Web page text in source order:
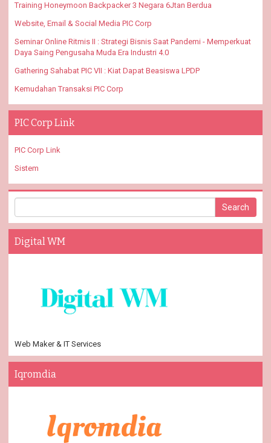
Training Honeymoon Backpacker 3 Negara 6Jtan Berdua
Website, Email & Social Media PIC Corp
Seminar Online Ritmis II : Strategi Bisnis Saat Pandemi - Memperkuat
Daya Saing Pengusaha Muda Era Industri 4.0
Gathering Sahabat PIC VII : Kiat Dapat Beasiswa LPDP
Kemudahan Transaksi PIC Corp
PIC Corp Link
PIC Corp Link
Sistem
Digital WM
Web Maker & IT Services
Iqromdia